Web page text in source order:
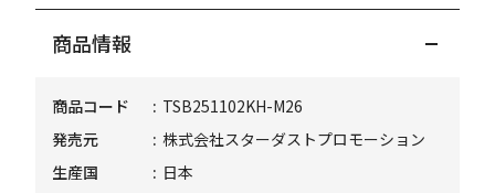
商品情報
商品コード
TSB251102KH-M26
発売元
株式会社スターダストプロモーション
生産国
日本